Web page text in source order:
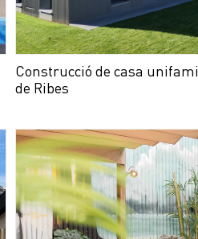
Construcció de casa
de Ribes